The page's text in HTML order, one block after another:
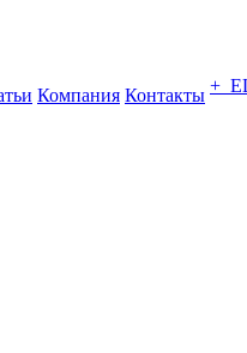
Компания Контакты +